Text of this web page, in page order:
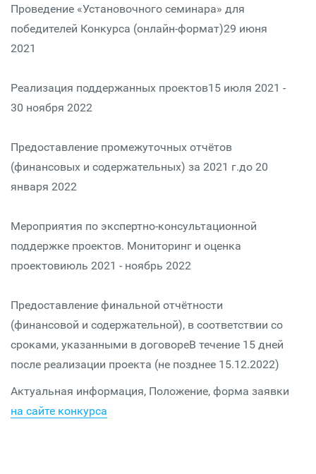
Проведение «Установочного семинара» для
победителей Конкурса (онлайн-формат)29 июня
2021
Реализация поддержанных проектов15 июля 2021 -
30 ноября 2022
Предоставление промежуточных отчётов
(финансовых и содержательных) за 2021 г.до 20
января 2022
Мероприятия по экспертно-консультационной
поддержке проектов. Мониторинг и оценка
проектовиюль 2021 - ноябрь 2022
Предоставление финальной отчётности
(финансовой и содержательной), в соответствии со
сроками, указанными в договореВ течение 15 дней
после реализации проекта (не позднее 15.12.2022)
Актуальная информация, Положение, форма заявки
на сайте конкурса